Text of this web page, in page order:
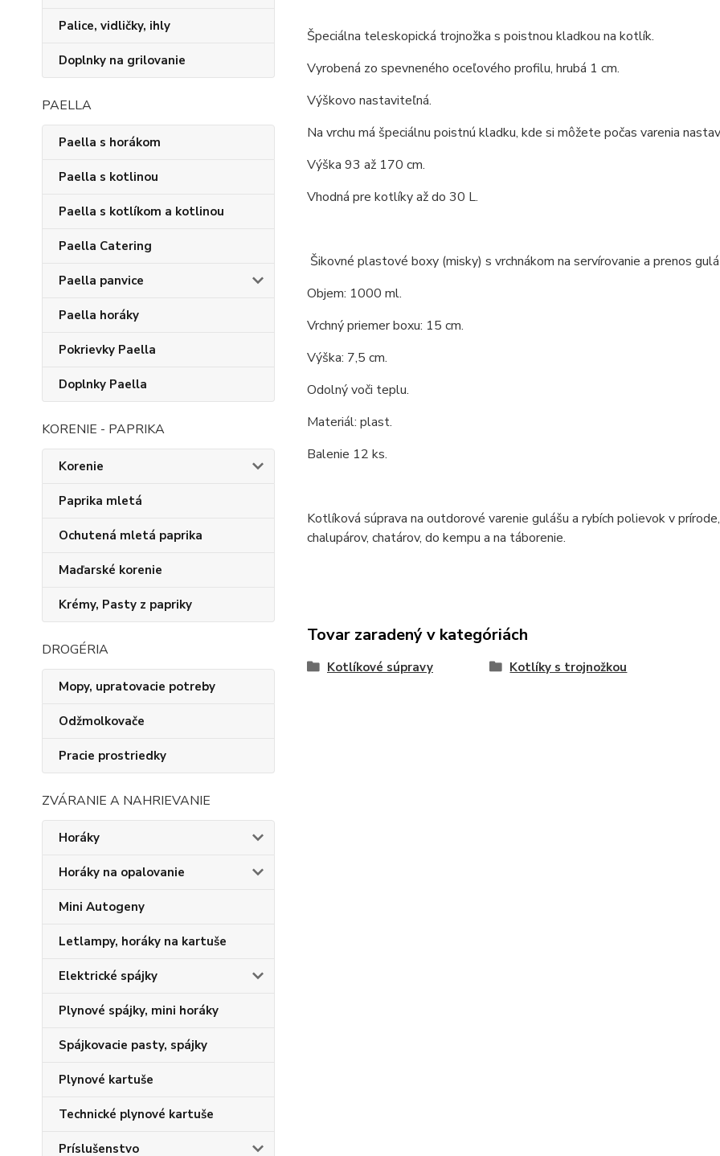
Palice, vidličky, ihly
Doplnky na grilovanie
PAELLA
Paella s horákom
Paella s kotlinou
Paella s kotlíkom a kotlinou
Paella Catering
Paella panvice
Paella horáky
Pokrievky Paella
Doplnky Paella
KORENIE - PAPRIKA
Korenie
Paprika mletá
Ochutená mletá paprika
Maďarské korenie
Krémy, Pasty z papriky
DROGÉRIA
Mopy, upratovacie potreby
Odžmolkovače
Pracie prostriedky
ZVÁRANIE A NAHRIEVANIE
Horáky
Horáky na opalovanie
Mini Autogeny
Letlampy, horáky na kartuše
Elektrické spájky
Plynové spájky, mini horáky
Spájkovacie pasty, spájky
Plynové kartuše
Technické plynové kartuše
Príslušenstvo
Špeciálna teleskopická trojnožka s poistnou kladkou na kotlík.
Vyrobená zo spevneného oceľového profilu, hrubá 1 cm.
Výškovo nastaviteľná.
Na vrchu má špeciálnu poistnú kladku, kde si môžete počas varenia
Výška 93 až 170 cm.
Vhodná pre kotlíky až do 30 L.
Šikovné plastové boxy (misky) s vrchnákom na servírovanie a prenos
Objem: 1000 ml.
Vrchný priemer boxu: 15 cm.
Výška: 7,5 cm.
Odolný voči teplu.
Materiál: plast.
Balenie 12 ks.
Kotlíková súprava na outdorové varenie gulášu a rybích polievok v
chalupárov, chatárov, do kempu a na táborenie.
Tovar zaradený v kategóriách
Kotlíkové súpravy Kotlíky s trojnožkou